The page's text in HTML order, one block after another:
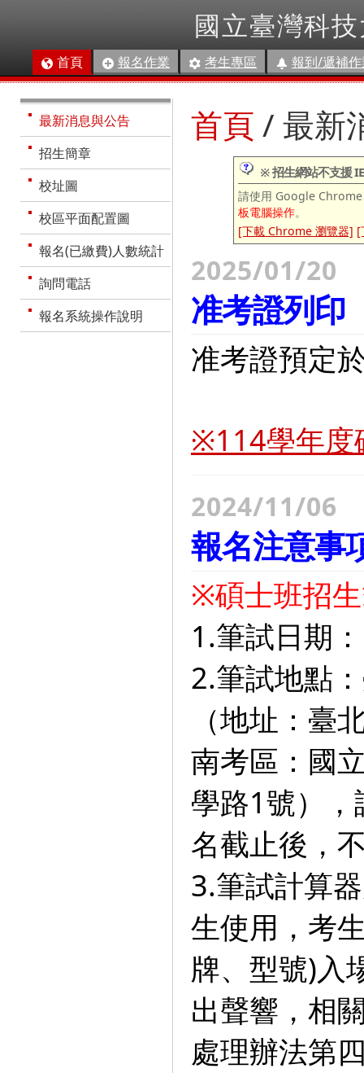
國立臺灣科
首頁 報名作業 考生專區 報到/遞補
最新消息與公告
招生簡章
校址圖
校區平面配置圖
報名(已繳費)人數統計
詢問電話
報名系統操作說明
首頁 / 最新
※ 招生網站不支援
請使用 Google
板電腦操作。
[下載 Chrome 瀏覽器] [
2025/01/20
准考證列印
准考證預定
※114學年度
2024/11/06
報名注意事
※碩士班招
1.筆試日期
2.筆試地點
（地址：臺
南考區：國
學路1號）
名截止後，
3.筆試計算
生使用，考
牌、型號)入
出聲響，相
處理辦法第